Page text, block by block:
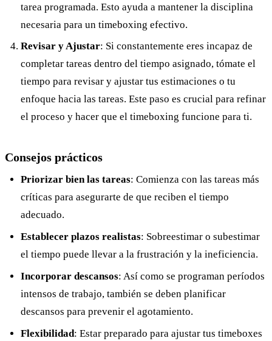
tarea programada. Esto ayuda a mantener la disciplina
necesaria para un timeboxing efectivo.
Revisar y Ajustar: Si constantemente eres incapaz de
completar tareas dentro del tiempo asignado, tómate el
tiempo para revisar y ajustar tus estimaciones o tu
enfoque hacia las tareas. Este paso es crucial para refinar
el proceso y hacer que el timeboxing funcione para ti.
Consejos prácticos
Priorizar bien las tareas: Comienza con las tareas más
críticas para asegurarte de que reciben el tiempo
adecuado.
Establecer plazos realistas: Sobreestimar o subestimar
el tiempo puede llevar a la frustración y la ineficiencia.
Incorporar descansos: Así como se programan períodos
intensos de trabajo, también se deben planificar
descansos para prevenir el agotamiento.
Flexibilidad: Estar preparado para ajustar tus timeboxes